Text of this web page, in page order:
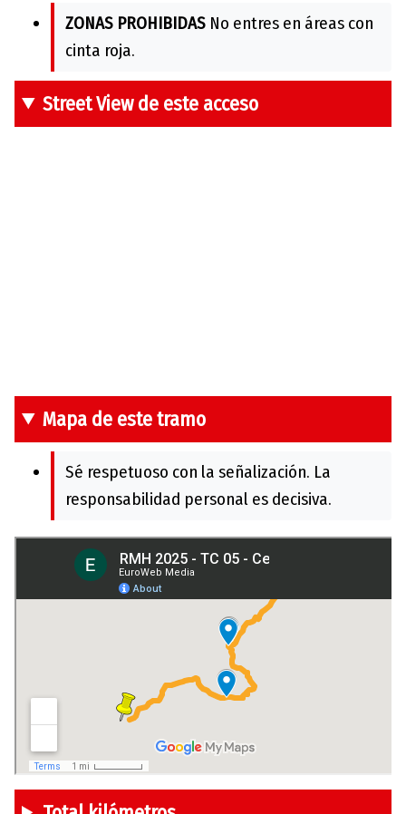
ZONAS PROHIBIDAS No entres en áreas con
cinta roja.
Street View de este acceso
Mapa de este tramo
Sé respetuoso con la señalización. La
responsabilidad personal es decisiva.